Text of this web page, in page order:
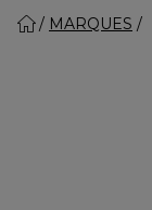
MARQUES